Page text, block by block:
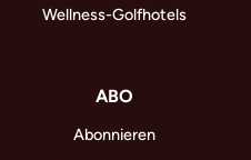
Wellness-Golfhotels
ABO
Abonnieren